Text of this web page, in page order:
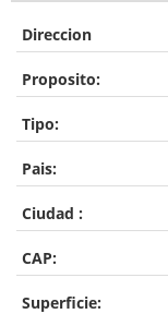
Direccion
Proposito:
Tipo:
Pais:
Ciudad :
CAP:
Superficie: